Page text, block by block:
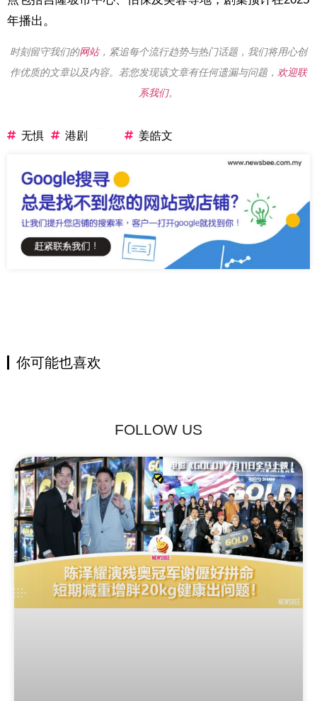
年播出。
时刻留守我们的网站，紧追每个流行趋势与热门话题，我们将用心创
作优质的文章以及内容。若您发现该文章有任何遗漏与问题， 欢迎联
系我们。
无惧 港剧 姜皓文
你可能也喜欢
FOLLOW US